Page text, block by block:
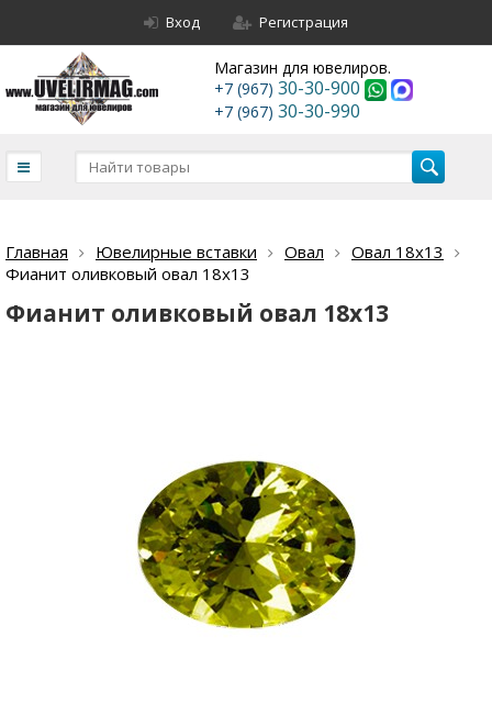
Вход Регистрация
Магазин для ювелиров.
+7 (967) 30-30-900
+7 (967) 30-30-990
Главная Ювелирные вставки Овал
Овал 18х13
Фианит оливковый овал 18х13
Фианит оливковый овал 18х13